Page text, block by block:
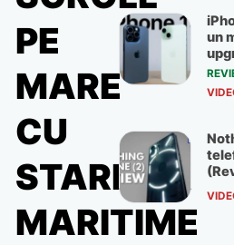
PE
MARE
CU
STARLINK
MARITIME
un